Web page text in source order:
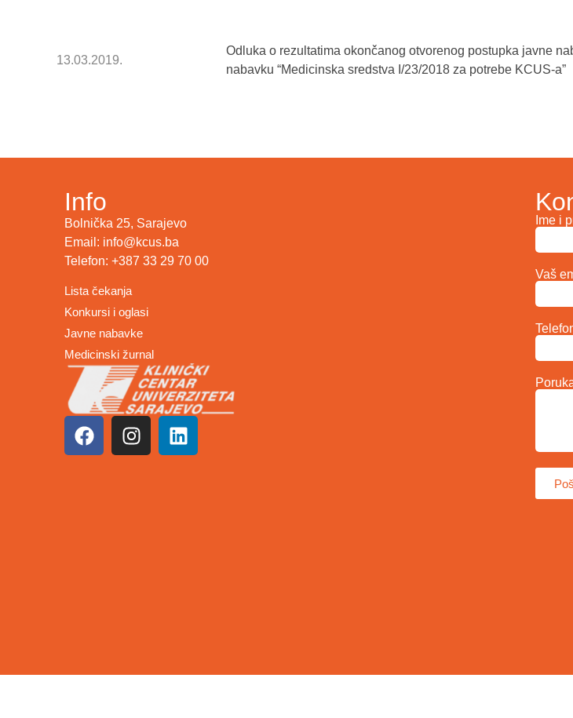
13.03.2019.
Odluka o rezultatima okončanog otvorenog postupka javne
nabavku “Medicinska sredstva I/23/2018 za potrebe KCUS-a”
Info
Bolnička 25, Sarajevo
Email: info@kcus.ba
Telefon: +387 33 29 70 00
Lista čekanja
Konkursi i oglasi
Javne nabavke
Medicinski žurnal
Ime i
Vaš